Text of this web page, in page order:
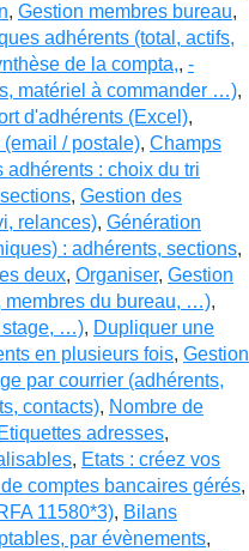
, Gestion membres bureau,
adhérents (total, actifs,
de la compta,, -
matériel à commander …),
d'adhérents (Excel),
/ postale), Champs
adhérents : choix du tri
, Gestion des
relances), Génération
: adhérents, sections,
deux, Organiser, Gestion
membres du bureau, …),
stage, …), Dupliquer une
en plusieurs fois, Gestion
par courrier (adhérents,
contacts), Nombre de
Etiquettes adresses,
, Etats : créez vos
comptes bancaires gérés,
11580*3), Bilans
par évènements,